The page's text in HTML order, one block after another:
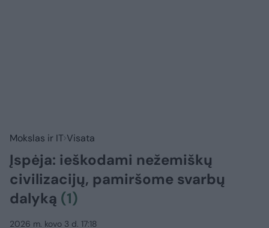
Mokslas ir IT Visata
Įspėja: ieškodami nežemiškų
civilizacijų, pamiršome svarbų
dalyką (1)
2026 m. kovo 3 d. 17:18